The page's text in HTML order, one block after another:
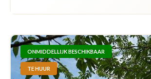
ONMIDDELLIJK BESCHIKBAAR
TE HUUR